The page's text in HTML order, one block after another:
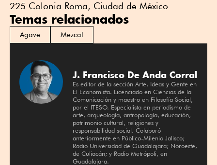
225 Colonia Roma, Ciudad de México
Temas relacionados
Agave Mezcal
J. Francisco De Anda Corral
Es editor de la sección Arte, Ideas y Gente en
El Economista. Licenciado en Ciencias de la
Comunicación y maestro en Filosofía Social,
por el ITESO. Especialista en periodismo de
arte, arqueología, antropología, educación,
patrimonio cultural, religiones y
responsabilidad social. Colaboró
anteriormente en Público-Milenio Jalisco;
Radio Universidad de Guadalajara; Noroeste,
de Culiacán; y Radio Metrópoli, en
Guadalajara.